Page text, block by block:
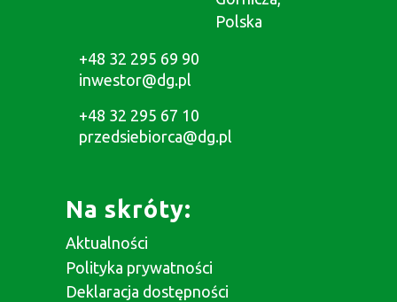
Polska
+48 32 295 69 90
inwestor@dg.pl
+48 32 295 67 10
przedsiebiorca@dg.pl
Na skróty:
Aktualności
Polityka prywatności
Deklaracja dostępności